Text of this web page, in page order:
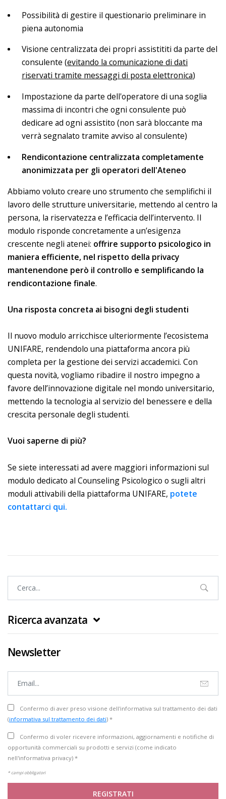
Possibilità di gestire il questionario preliminare in
piena autonomia
Visione centralizzata dei propri assistititi da parte del
consulente (evitando la comunicazione di dati
riservati tramite messaggi di posta elettronica)
Impostazione da parte dell'operatore di una soglia
massima di incontri che ogni consulente può
dedicare ad ogni assistito (non sarà bloccante ma
verrà segnalato tramite avviso al consulente)
Rendicontazione centralizzata completamente
anonimizzata per gli operatori dell'Ateneo
Abbiamo voluto creare uno strumento che semplifichi il
lavoro delle strutture universitarie, mettendo al centro la
persona, la riservatezza e l’efficacia dell’intervento. Il
modulo risponde concretamente a un’esigenza
crescente negli atenei: offrire supporto psicologico in
maniera efficiente, nel rispetto della privacy
mantenendone però il controllo e semplificando la
rendicontazione finale.
Una risposta concreta ai bisogni degli studenti
Il nuovo modulo arricchisce ulteriormente l’ecosistema
UNIFARE, rendendolo una piattaforma ancora più
completa per la gestione dei servizi accademici. Con
questa novità, vogliamo ribadire il nostro impegno a
favore dell’innovazione digitale nel mondo universitario,
mettendo la tecnologia al servizio del benessere e della
crescita personale degli studenti.
Vuoi saperne di più?
Se siete interessati ad avere maggiori informazioni sul
modulo dedicato al Counseling Psicologico o sugli altri
moduli attivabili della piattaforma UNIFARE, potete
contattarci qui.
Ricerca avanzata
Newsletter
Confermo di aver preso visione dell'informativa sul trattamento dei dati
(informativa sul trattamento dei dati) *
Confermo di voler ricevere informazioni, aggiornamenti e notifiche di
opportunità commerciali su prodotti e servizi (come indicato
nell'informativa privacy) *
* campi obbligatori
REGISTRATI